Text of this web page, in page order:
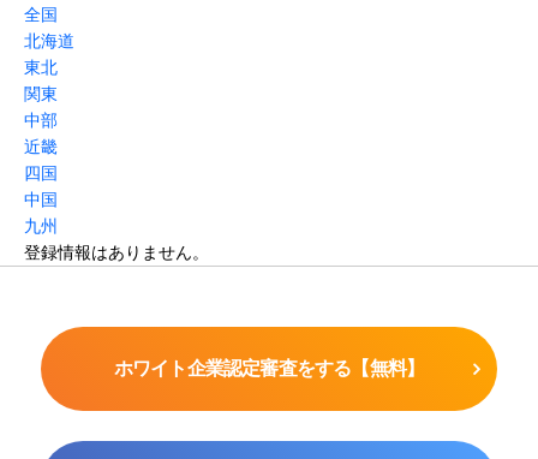
全国
北海道
東北
関東
中部
近畿
四国
中国
九州
登録情報はありません。
ホワイト企業認定審査をする【無料】